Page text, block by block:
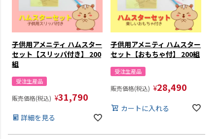
子供用アメニティ ハムスター
セット【スリッパ付き】 200
組
受注生産品
販売価格(税込) ¥31,790
詳細を見る
子供用アメニティ ハムスター
セット【おもちゃ付】 200組
受注生産品
販売価格(税込) ¥28,490
カートに入れる